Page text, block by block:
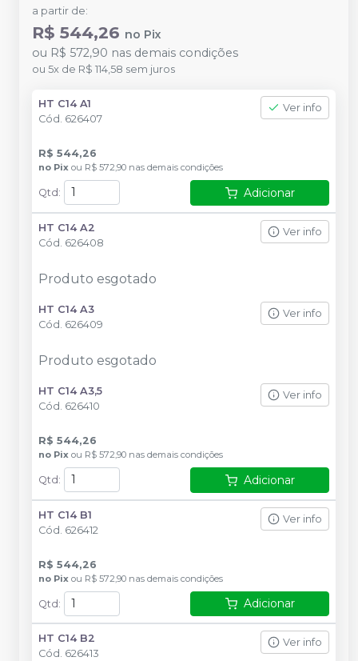
a partir de:
R$ 544,26 no Pix
ou R$ 572,90 nas demais condições
ou 5x de R$ 114,58 sem juros
HT C14 A1
Cód. 626407
Ver info
R$ 544,26
no Pix ou R$ 572,90 nas demais condições
Qtd : Adicionar
HT C14 A2
Cód. 626408
Ver info
Produto esgotado
HT C14 A3
Cód. 626409
Ver info
Produto esgotado
HT C14 A3,5
Cód. 626410
Ver info
R$ 544,26
no Pix ou R$ 572,90 nas demais condições
Qtd : Adicionar
HT C14 B1
Cód. 626412
Ver info
R$ 544,26
no Pix ou R$ 572,90 nas demais condições
Qtd: Adicionar
HT C14 B2
Cód. 626413
Ver info